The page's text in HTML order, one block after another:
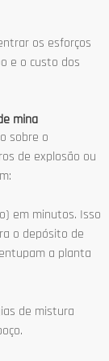
os esforços
e o custo dos
mina
sobre o
de explosão ou
em minutos. Isso
o depósito de
a planta
de mistura